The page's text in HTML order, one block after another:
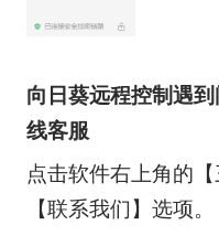
向日葵远程控制遇
线客服
点击软件右上角的
【联系我们】选项。